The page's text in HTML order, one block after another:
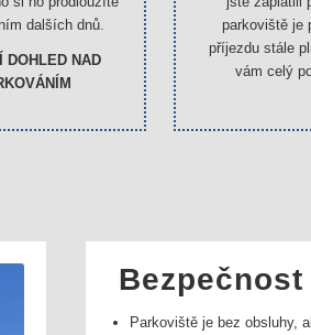
dalších dnů.
DOHLED NAD
parkoviště je
příjezdu stále
vám celý
Parkoviště je bez obsluhy,